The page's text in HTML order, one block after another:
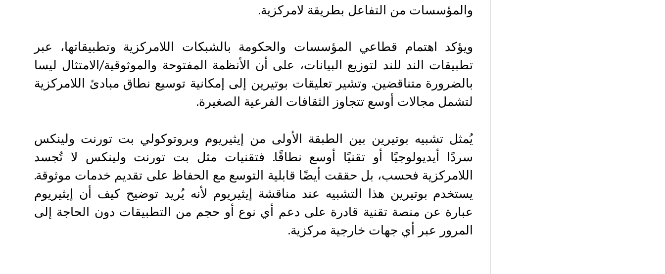
والمؤسسات من التفاعل بطريقة لامركزية.
ويؤكد اهتمام قطاعي المؤسسات والحكومة بالشبكات اللامركزية وتطبيقاتها، عبر
تطبيقات الند للند لتوزيع البيانات، على أن الأنظمة المفتوحة والموثوقية/الامتثال ليسا
بالضرورة متناقضين. وتشير تعليقات بوتيرين إلى إمكانية توسيع نطاق مبادئ اللامركزية
لتشمل مجالات أوسع تتجاوز الثقافات الفرعية الصغيرة.
يُمثل تشبيه بوتيرين بين الطبقة الأولى من إيثيريوم وبروتوكولي بت تورنت ولينكس
سردًا أيديولوجيًا أو تقنيًا أوسع نطاقًا. فتقنيات مثل بت تورنت ولينكس لا تُجسد
اللامركزية فحسب، بل حققت أيضًا قابلية التوسع مع الحفاظ على تقديم خدمات موثوقة.
يستخدم بوتيرين هذا التشبيه عند مناقشة إيثيريوم لأنه يُريد توضيح كيف أن إيثيريوم
عبارة عن منصة تقنية قادرة على دعم أي نوع أو حجم من التطبيقات دون الحاجة إلى
المرور عبر أي جهات خارجية مركزية.